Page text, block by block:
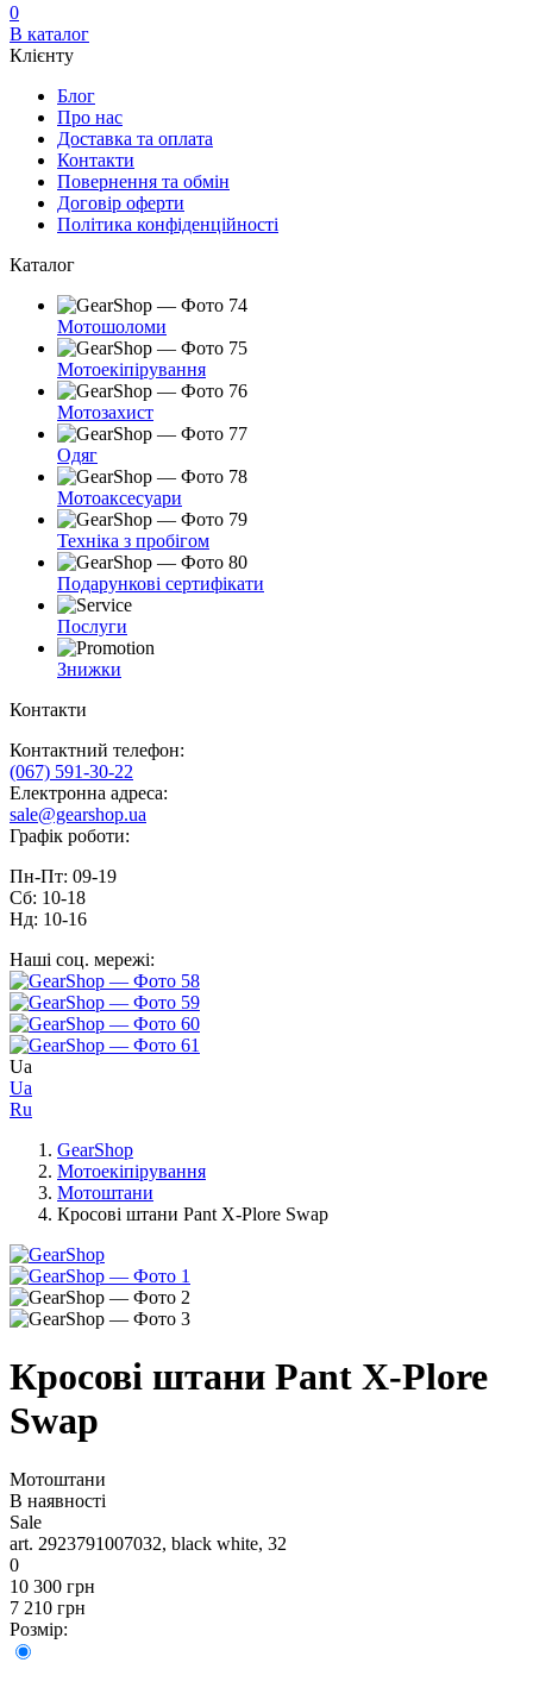
0
В каталог
Клієнту
Блог
Про нас
Доставка та оплата
Контакти
Повернення та обмін
Договір оферти
Політика конфіденційності
Каталог
Мотошоломи
Мотоекіпірування
Мотозахист
Одяг
Мотоаксесуари
Техніка з пробігом
Подарункові сертифікати
Послуги
Знижки
Контакти
Контактний телефон:
(067) 591-30-22
Електронна адреса:
sale@gearshop.ua
Графік роботи:
Пн-Пт: 09-19
Сб: 10-18
Нд: 10-16
Наші соц. мережі:
Ua
Ua
Ru
GearShop
Мотоекіпірування
Мотоштани
Кросові штани Pant X-Plore Swap
Кросові штани Pant X-Plore
Swap
Мотоштани
В наявності
Sale
art. 2923791007032, black white, 32
0
10 300 грн
7 210 грн
Розмір: